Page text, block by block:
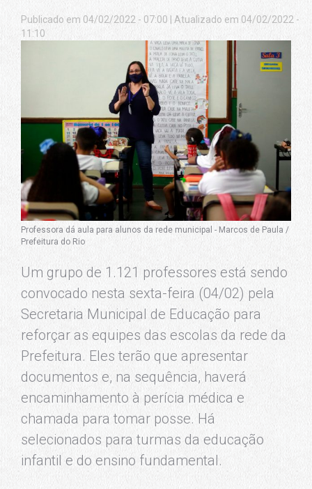
Publicado em 04/02/2022 - 07:00
Atualizado em 04/02/2022 -
11:10
Professora dá aula para alunos da rede municipal - Marcos de Paula /
Prefeitura do Rio
Um grupo de 1.121 professores está sendo
convocado nesta sexta-feira (04/02) pela
Secretaria Municipal de Educação para
reforçar as equipes das escolas da rede da
Prefeitura. Eles terão que apresentar
documentos e, na sequência, haverá
encaminhamento à perícia médica e
chamada para tomar posse. Há
selecionados para turmas da educação
infantil e do ensino fundamental.